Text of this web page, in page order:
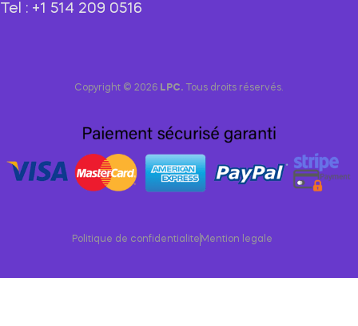
Tel : +1 514 209 0516
Copyright © 2026 LPC. Tous droits réservés.
Politique de confidentialite Mention legale